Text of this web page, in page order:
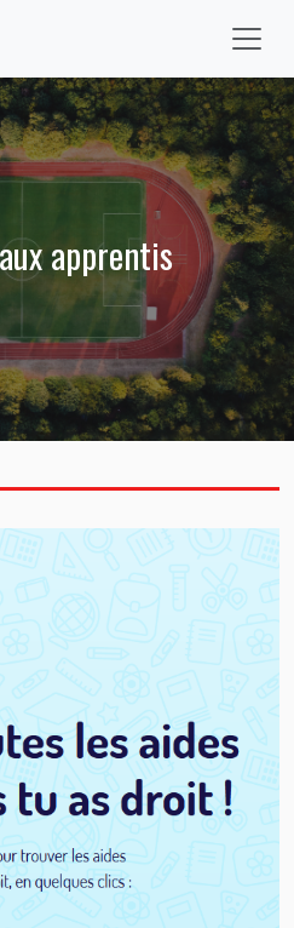
apprentis